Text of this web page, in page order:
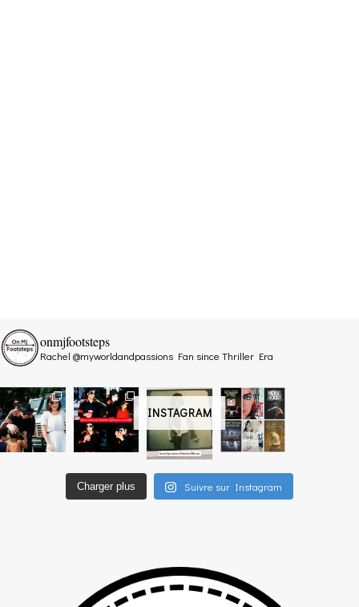
INSTAGRAM
onmjfootsteps
Rachel @myworldandpassions Fan since Thriller Era
Charger plus Suivre sur Instagram